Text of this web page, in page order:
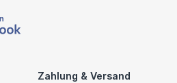
Zahlung & Versand